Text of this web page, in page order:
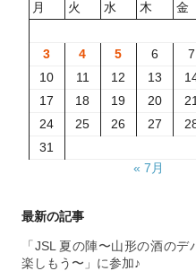
月 火 水 木 金
3
4 5 6 7
10
11 12 13
17
18 19 20 21
24
25 26 27
31
« 7月
最新の記事
「JSL 夏の陣〜山形の酒のデ
楽しもう〜」に参加♪